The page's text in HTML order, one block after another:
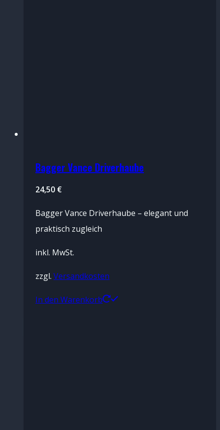
Bagger Vance Driverhaube
24,50 €
Bagger Vance Driverhaube – elegant und
praktisch zugleich
inkl. MwSt.
zzgl. Versandkosten
In den Warenkorb